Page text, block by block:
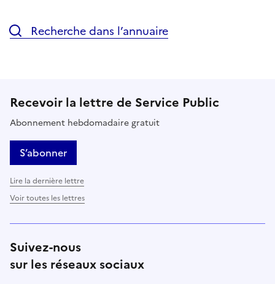
Recherche dans l’annuaire
Recevoir la lettre de Service Public
Abonnement hebdomadaire gratuit
S’abonner
Lire la dernière lettre
Voir toutes les lettres
Suivez-nous
sur les réseaux sociaux